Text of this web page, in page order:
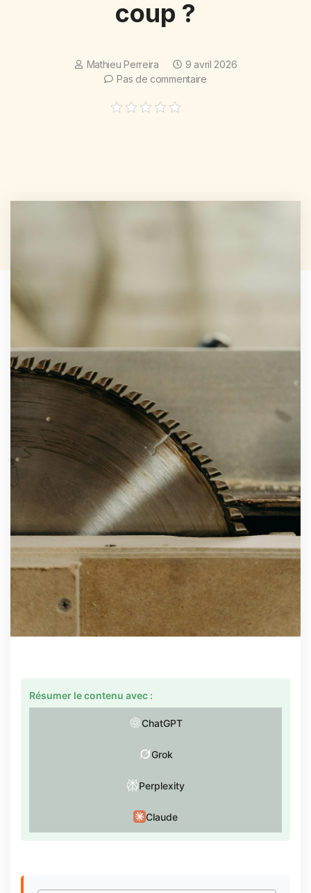
coup ?
Mathieu Perreira
9 avril 2026
Pas de commentaire
Résumer le contenu avec :
ChatGPT
Grok
Perplexity
Claude